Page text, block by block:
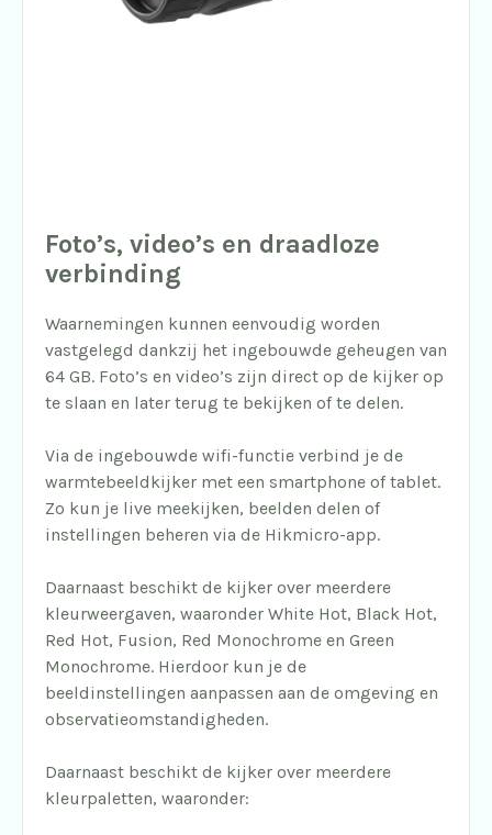
Foto’s, video’s en draadloze
verbinding
Waarnemingen kunnen eenvoudig worden
vastgelegd dankzij het ingebouwde geheugen van
64 GB. Foto’s en video’s zijn direct op de kijker op
te slaan en later terug te bekijken of te delen.
Via de ingebouwde wifi-functie verbind je de
warmtebeeldkijker met een smartphone of tablet.
Zo kun je live meekijken, beelden delen of
instellingen beheren via de Hikmicro-app.
Daarnaast beschikt de kijker over meerdere
kleurweergaven, waaronder White Hot, Black Hot,
Red Hot, Fusion, Red Monochrome en Green
Monochrome. Hierdoor kun je de
beeldinstellingen aanpassen aan de omgeving en
observatieomstandigheden.
Daarnaast beschikt de kijker over meerdere
kleurpaletten, waaronder: